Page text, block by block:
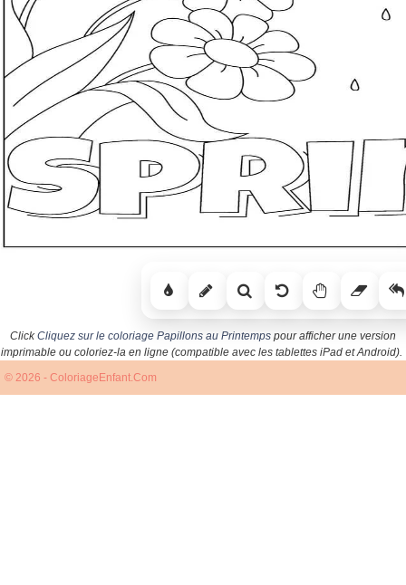
ClickCliquez sur le coloriage Papillons au Printemps pour afficher une version
imprimable ou coloriez-la en ligne (compatible avec les tablettes iPad et Android).
© 2026 - ColoriageEnfant.Com